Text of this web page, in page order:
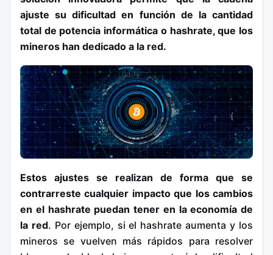
ajuste su dificultad en función de la cantidad
total de potencia informática o hashrate, que los
mineros han dedicado a la red.
Estos ajustes se realizan de forma que se
contrarreste cualquier impacto que los cambios
en el hashrate puedan tener en la economía de
la red. Por ejemplo, si el hashrate aumenta y los
mineros se vuelven más rápidos para resolver